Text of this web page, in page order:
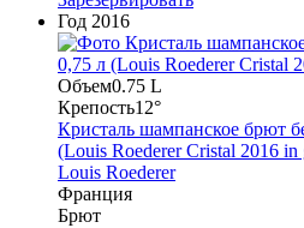
Год 2016
Объем0.75 L
Крепость12°
Кристаль шампанское брют
(Louis Roederer Cristal 2016
Louis Roederer
Франция
Брют